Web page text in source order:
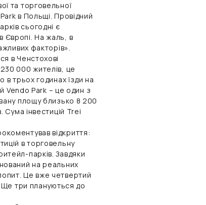
та торговельної
в Польщі. Провідний
сьогодні є
Європі. На жаль, в
факторів».
в Ченстохові
000 жителів, це
в трьох годинах їзди на
Vendo Park – це один з
площу близько 8 200
Сума інвестицій Trei
відкриття:
в торговельну
парків. Завдяки
на реальних
Це вже четвертий
Ще три плануються до